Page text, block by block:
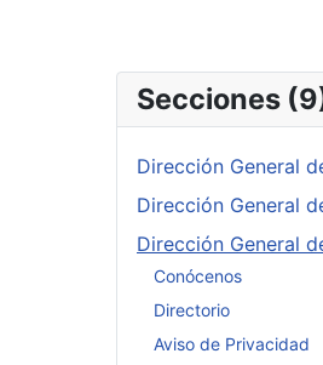
Secciones
Dirección General
Dirección General
Dirección General
Conócenos
Directorio
Aviso de Privacidad